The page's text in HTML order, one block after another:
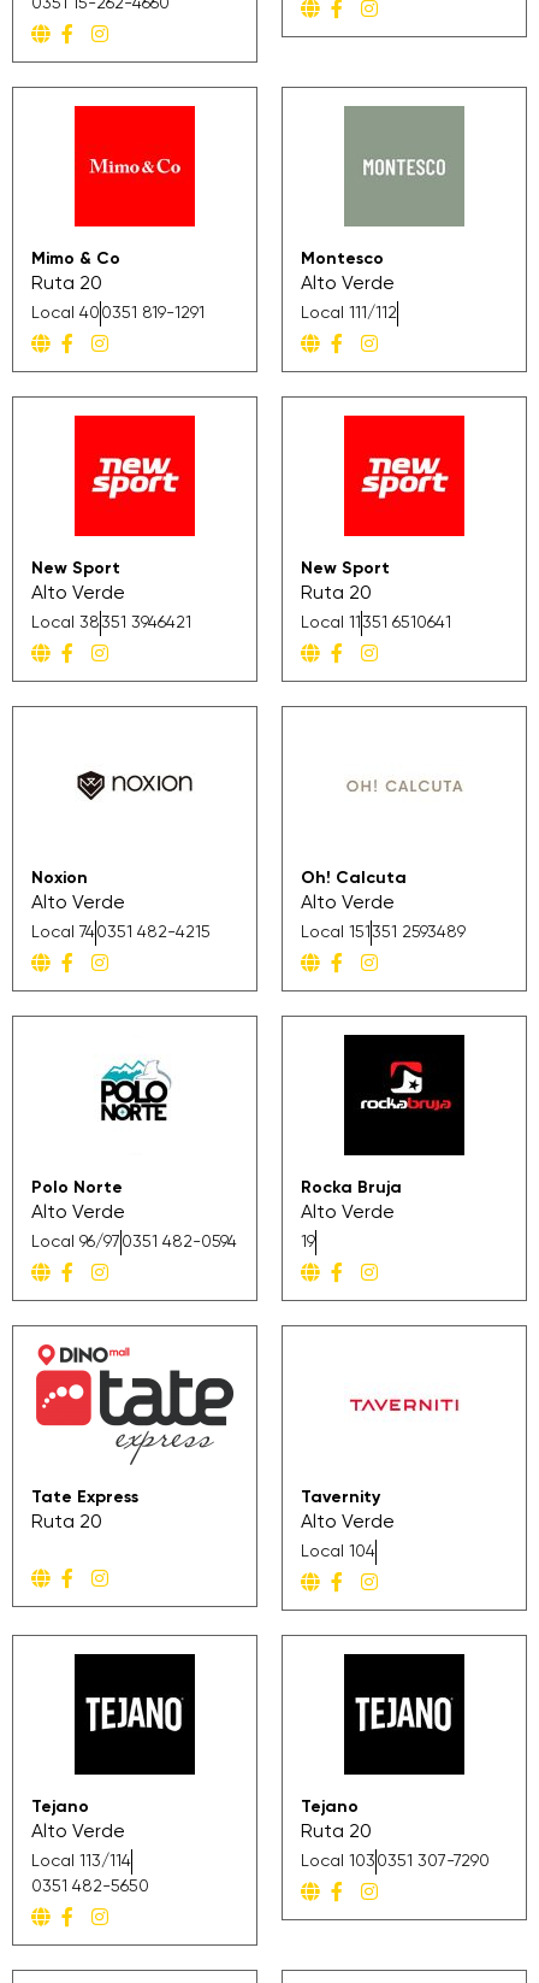
0351 15-262-4660
Mimo & Co
Ruta 20
Local 40 0351 819-1291
Montesco
Alto Verde
Local 111/112
New Sport
Alto Verde
Local 38351 3946421
New Sport
Ruta 20
Local 11 351 6510641
Noxion
Alto Verde
Local 740351 482-4215
Oh! Calcuta
Alto Verde
Local 151 351 2593489
Polo Norte
Alto Verde
Local 96/97 0351 482-0594
Rocka Bruja
Alto Verde
19
Tate Express
Ruta 20
Tavernity
Alto Verde
Local 104
Tejano
Alto Verde
Local 113/114
0351 482-5650
Tejano
Ruta 20
Local 103 0351 307-7290